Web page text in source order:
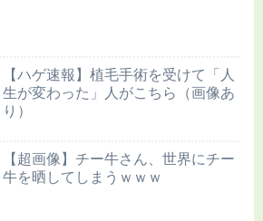
【ハゲ速報】植毛手術を受けて「人
生が変わった」人がこちら（画像あ
り）
【超画像】チー牛さん、世界にチー
牛を晒してしまうｗｗｗ